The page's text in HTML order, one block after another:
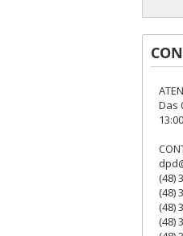
Das
(48)
(48)
(48)
(48)